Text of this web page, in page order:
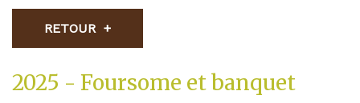
RETOUR
2025 - Foursome et banquet